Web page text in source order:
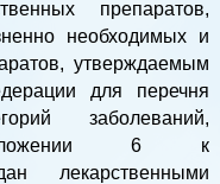
препаратов,
необходимых и
утверждаемым
для перечня
заболеваний,
6 к
лекарственными